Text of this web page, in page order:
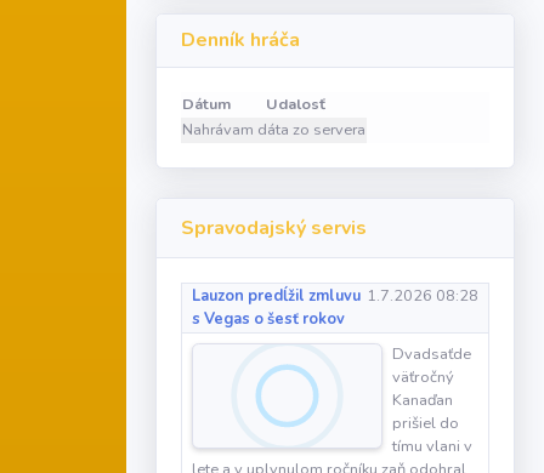
Denník hráča
Dátum
Udalosť
Nahrávam dáta zo servera
Spravodajský servis
Lauzon predĺžil zmluvu
s Vegas o šesť rokov
1.7.2026 08:28
Dvadsaťde
väťročný
Kanaďan
prišiel do
tímu vlani v